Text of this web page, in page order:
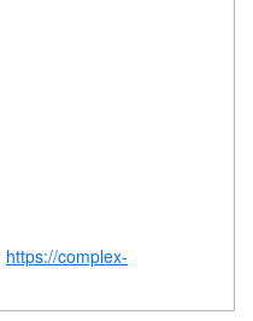
https://complex-